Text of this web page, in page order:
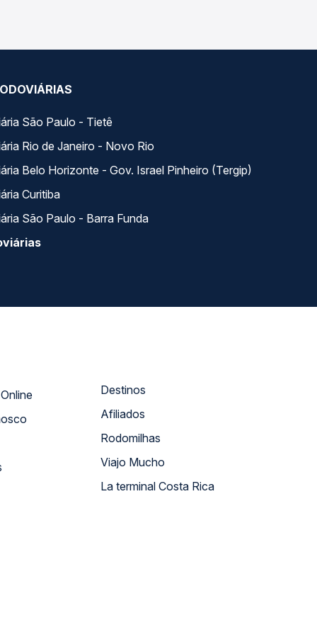
São Paulo - Tietê
Rio de Janeiro - Novo Rio
Belo Horizonte - Gov. Israel Pinheiro (Tergip)
Curitiba
São Paulo - Barra Funda
Atendimento Online
Destinos
Afiliados
Rodomilhas
Viajo Mucho
La terminal Costa Rica